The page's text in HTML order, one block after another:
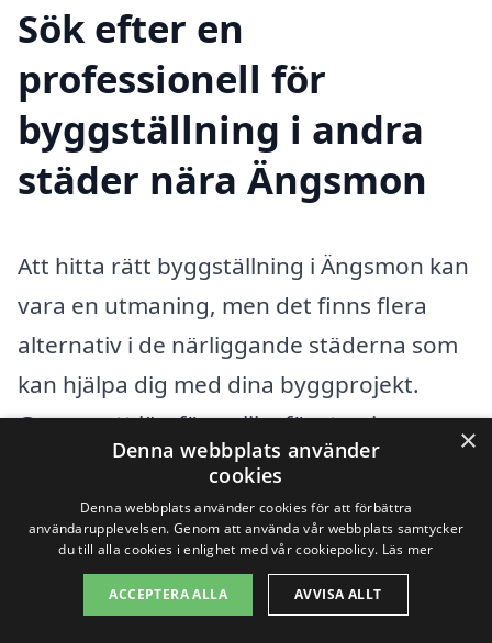
Sök efter en
professionell för
byggställning i andra
städer nära Ängsmon
Att hitta rätt byggställning i Ängsmon kan
vara en utmaning, men det finns flera
alternativ i de närliggande städerna som
kan hjälpa dig med dina byggprojekt.
Genom att jämföra olika företag i
området, kan du hitta den bästa
lösningen för dina behov och få ett
konkurrenskraftigt pris.
När du söker efter företag som erbjuder
×
Denna webbplats använder
cookies
Denna webbplats använder cookies för att förbättra
användarupplevelsen. Genom att använda vår webbplats samtycker
du till alla cookies i enlighet med vår cookiepolicy. Läs mer
ACCEPTERA ALLA AVVISA ALLT